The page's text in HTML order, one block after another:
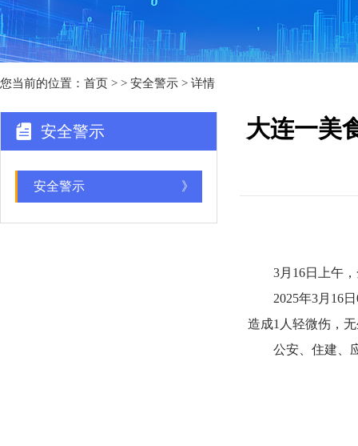
您当前的位置： 首页 > > 安全警示 > 详情
安全警示
安全警示 》
大连一美
3月16日上午，
2025年3月16日0
造成1人轻微伤，
公安、住建、应